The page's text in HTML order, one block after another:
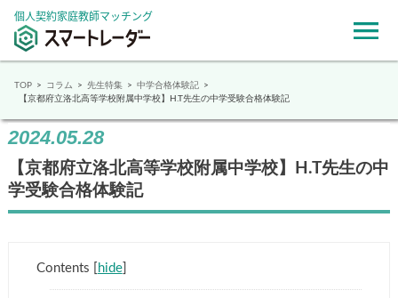
個人契約家庭教師マッチング
TOP コラム 先生特集
中学合格体験記
【京都府立洛北高等学校附属中学校】H.T先生の中学受験合格体験記
2024.05.28
【京都府立洛北高等学校附属中学校】H.T先生の中
学受験合格体験記
Contents hide]